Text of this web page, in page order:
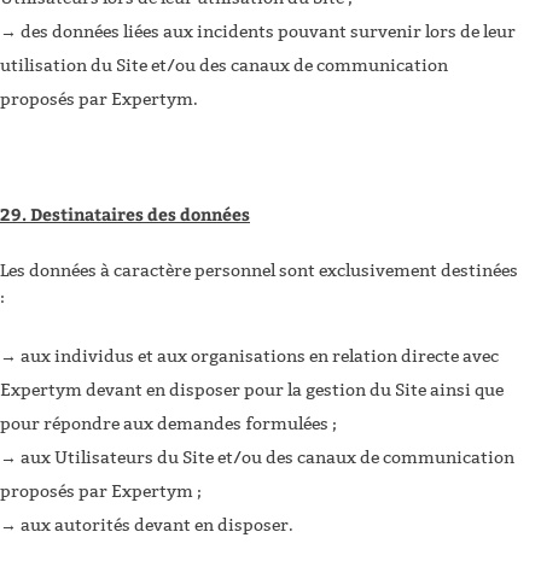
des données liées aux incidents pouvant survenir lors de leur
utilisation du Site et/ou des canaux de communication
proposés par Expertym.
29. Destinataires des données
Les données à caractère personnel sont exclusivement destinées
:
aux individus et aux organisations en relation directe avec
Expertym devant en disposer pour la gestion du Site ainsi que
pour répondre aux demandes formulées ;
aux Utilisateurs du Site et/ou des canaux de communication
proposés par Expertym ;
aux autorités devant en disposer.